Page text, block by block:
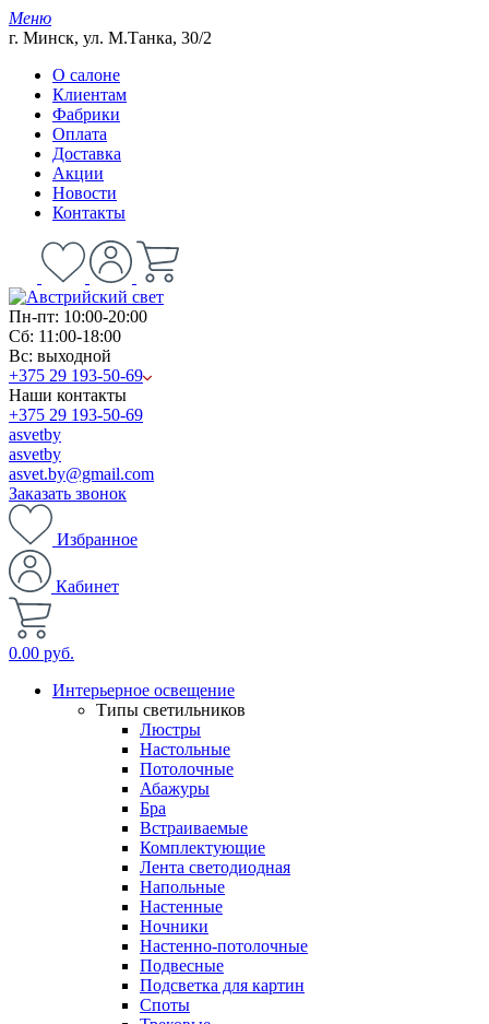
Меню
г. Минск, ул. М.Танка, 30/2
О салоне
Клиентам
Фабрики
Оплата
Доставка
Акции
Новости
Контакты
Пн-пт: 10:00-20:00
Сб: 11:00-18:00
Вс: выходной
+375 29 193-50-69
Наши контакты
+375 29 193-50-69
asvetby
asvetby
asvet.by@gmail.com
Заказать звонок
Избранное
Кабинет
0.00 руб.
Интерьерное освещение
Типы светильников
Люстры
Настольные
Потолочные
Абажуры
Бра
Встраиваемые
Комплектующие
Лента светодиодная
Напольные
Настенные
Ночники
Настенно-потолочные
Подвесные
Подсветка для картин
Споты